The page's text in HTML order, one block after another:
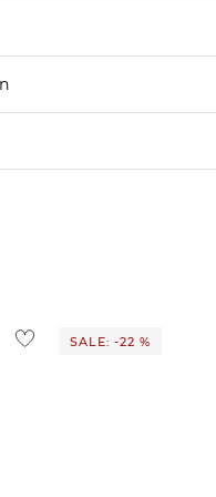
Ausland findest duhier
SALE: -22 %